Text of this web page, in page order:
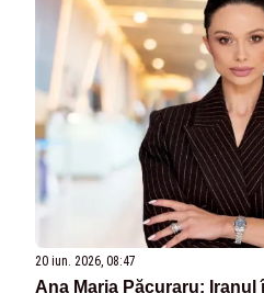
20 iun. 2026, 08:47
Ana Maria Păcuraru: